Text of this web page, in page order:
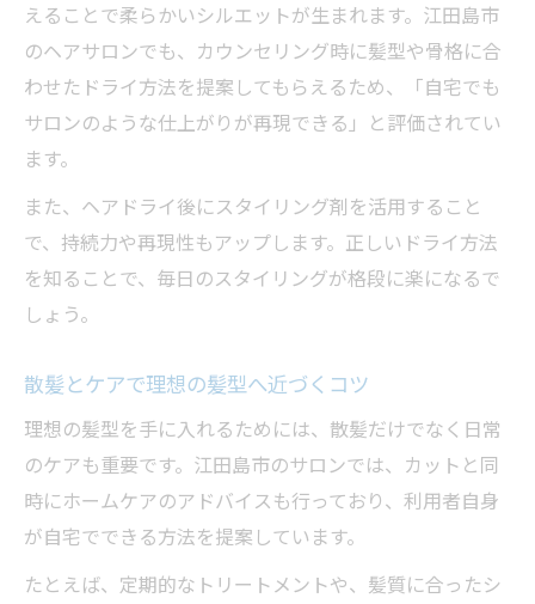
えることで柔らかいシルエットが生まれます。江田島市
のヘアサロンでも、カウンセリング時に髪型や骨格に合
わせたドライ方法を提案してもらえるため、「自宅でも
サロンのような仕上がりが再現できる」と評価されてい
ます。
また、ヘアドライ後にスタイリング剤を活用すること
で、持続力や再現性もアップします。正しいドライ方法
を知ることで、毎日のスタイリングが格段に楽になるで
しょう。
散髪とケアで理想の髪型へ近づくコツ
理想の髪型を手に入れるためには、散髪だけでなく日常
のケアも重要です。江田島市のサロンでは、カットと同
時にホームケアのアドバイスも行っており、利用者自身
が自宅でできる方法を提案しています。
たとえば、定期的なトリートメントや、髪質に合ったシ